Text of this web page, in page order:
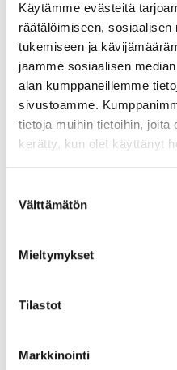
Käytämme evästeitä
räätälöimiseen,
tukemiseen ja
jaamme sosiaalisen
alan kumppaneillemme
sivustoamme.
tietoja muihin tietoihin, joita
kerätty, kun olet käyttänyt
valinta
Välttämätön
Mieltymykset
Tilastot
Markkinointi
7. lk. – 17 v. päättäridisco
lauantaina 31.5.2025 klo
Tänä vuonna Tyrnävän
aloittavat ovat tervetulleita,
Vapaa pääsy. Tapahtuma